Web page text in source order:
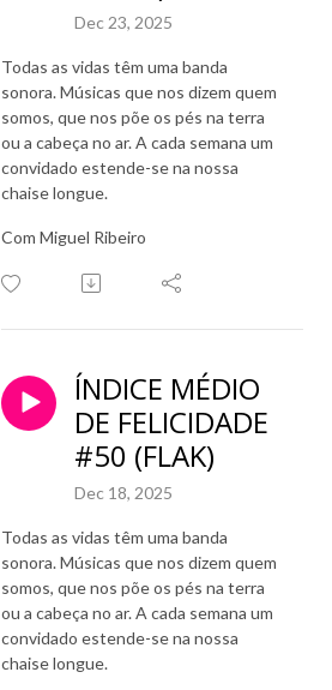
Dec 23, 2025
Todas as vidas têm uma banda
sonora. Músicas que nos dizem quem
somos, que nos põe os pés na terra
ou a cabeça no ar. A cada semana um
convidado estende-se na nossa
chaise longue.
Com Miguel Ribeiro
ÍNDICE MÉDIO
DE FELICIDADE
#50 (FLAK)
Dec 18, 2025
Todas as vidas têm uma banda
sonora. Músicas que nos dizem quem
somos, que nos põe os pés na terra
ou a cabeça no ar. A cada semana um
convidado estende-se na nossa
chaise longue.